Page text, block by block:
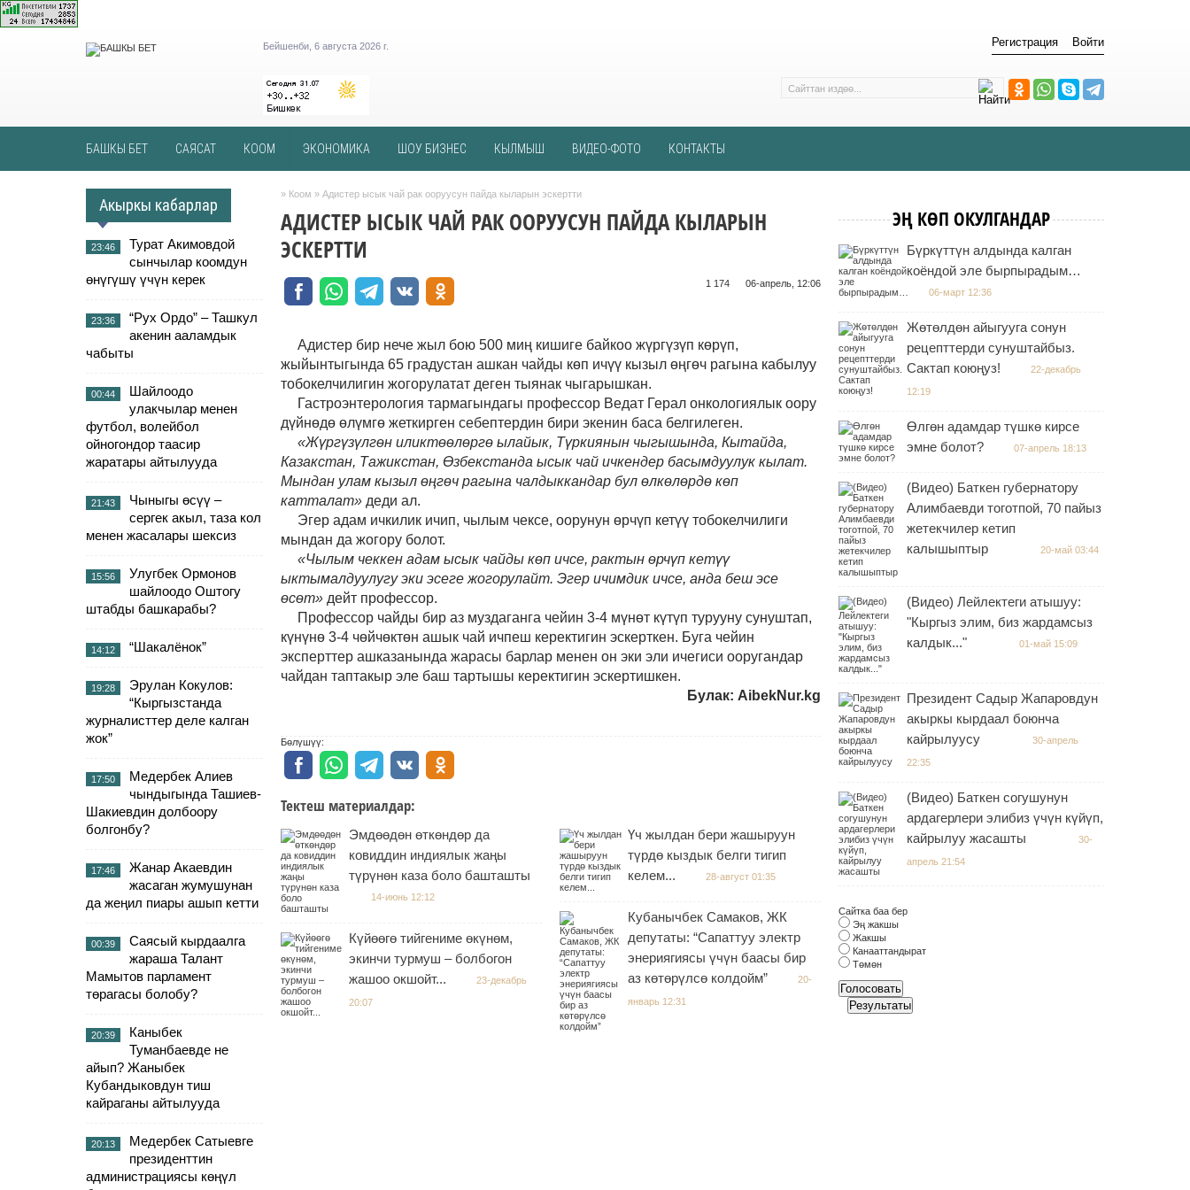
Бейшенби, 6 августа 2026 г. Регистрация Войти
БАШКЫ БЕТ САЯСАТ КООМ ЭКОНОМИКА ШОУ БИЗНЕС КЫЛМЫШ ВИДЕО-ФОТО КОНТАКТЫ
Акыркы кабарлар
23:46
Турат Акимовдой
сынчылар коомдун
өнүгүшү үчүн керек
23:36
“Рух Ордо” – Ташкул
акенин ааламдык
чабыты
00:44
Шайлоодо
улакчылар менен
футбол, волейбол
ойногондор таасир
жаратары айтылууда
21:43
Чыныгы өсүү –
сергек акыл, таза кол
менен жасалары шексиз
15:56
Улугбек Ормонов
шайлоодо Оштогу
штабды башкарабы?
14:12 “Шакалёнок”
19:28
Эрулан Кокулов:
“Кыргызстанда
журналисттер деле калган
жок”
17:50
Медербек Алиев
чындыгында Ташиев-
Шакиевдин долбоору
болгонбу?
17:46
Жанар Акаевдин
жасаган жумушунан
да жеңил пиары ашып кетти
00:39
Саясый кырдаалга
жараша Талант
Мамытов парламент
төрагасы болобу?
20:39
Каныбек
Туманбаевде не
айып? Жаныбек
Кубандыковдун тиш
кайраганы айтылууда
20:13
Медербек Сатыевге
президенттин
администрациясы көңүл
» Коом » Адистер ысык чай рак ооруусун пайда кыларын эскертти
АДИСТЕР ЫСЫК ЧАЙ РАК ООРУУСУН ПАЙДА КЫЛАРЫН
ЭСКЕРТТИ
06-апрель, 12:06
1 174 ᠌ ᠌ ᠌ ᠌᠌ ᠌ ᠌᠌
Адистер бир нече жыл бою 500 миң кишиге байкоо жүргүзүп көрүп,
жыйынтыгында 65 градустан ашкан чайды көп ичүү кызыл өңгөч рагына кабылуу
тобокелчилигин жогорулатат деген тыянак чыгарышкан.
Гастроэнтерология тармагындагы профессор Ведат Герал онкологиялык оору
дүйнөдө өлүмгө жеткирген себептердин бири экенин баса белгилеген.
«Жүргүзүлгөн иликтөөлөргө ылайык, Түркиянын чыгышында, Кытайда,
Казакстан, Тажикстан, Өзбекстанда ысык чай ичкендер басымдуулук кылат.
Мындан улам кызыл өңгөч рагына чалдыккандар бул өлкөлөрдө көп
катталат» деди ал.
Эгер адам ичкилик ичип, чылым чексе, оорунун өрчүп кетүү тобокелчилиги
мындан да жогору болот.
«Чылым чеккен адам ысык чайды көп ичсе, рактын өрчүп кетүү
ыктымалдуулугу эки эсеге жогорулайт. Эгер ичимдик ичсе, анда беш эсе
өсөт» дейт профессор.
Профессор чайды бир аз муздаганга чейин 3-4 мүнөт күтүп турууну сунуштап,
күнүнө 3-4 чөйчөктөн ашык чай ичпеш керектигин эскерткен. Буга чейин
эксперттер ашказанында жарасы барлар менен он эки эли ичегиси ооругандар
чайдан таптакыр эле баш тартышы керектигин эскертишкен.
Булак: AibekNur.kg
Бөлүшүү:
Тектеш материалдар:
Эмдөөдөн өткөндөр да
ковиддин индиялык жаңы
түрүнөн каза боло башташты
14-июнь 12:12
Күйөөгө тийгениме өкүнөм,
экинчи турмуш – болбогон
жашоо окшойт...
23-декабрь
20:07
Үч жылдан бери жашыруун
түрдө кыздык белги тигип
келем...
28-август 01:35
Кубанычбек Самаков, ЖК
депутаты: “Сапаттуу электр
энериягиясы үчүн баасы бир
аз көтөрүлсө колдойм”
20-
январь 12:31
ЭҢ КӨП ОКУЛГАНДАР
Бүркүттүн алдында калган
коёндой эле бырпырадым…
06-март 12:36
Жөтөлдөн айыгууга сонун
рецепттерди сунуштайбыз.
Сактап коюңуз!
22-декабрь
12:19
Өлгөн адамдар түшкө кирсе
эмне болот?
07-апрель 18:13
(Видео) Баткен губернатору
Алимбаевди тоготпой, 70 пайыз
жетекчилер кетип
калышыптыр
20-май 03:44
(Видео) Лейлектеги атышуу:
"Кыргыз элим, биз жардамсыз
калдык..."
01-май 15:09
Президент Садыр Жапаровдун
акыркы кырдаал боюнча
кайрылуусу
30-апрель
22:35
(Видео) Баткен согушунун
ардагерлери элибиз үчүн күйүп,
кайрылуу жасашты
30-
апрель 21:54
Сайтка баа бер
Эң жакшы
Жакшы
Канааттандырат
Төмөн
Голосовать
Результаты